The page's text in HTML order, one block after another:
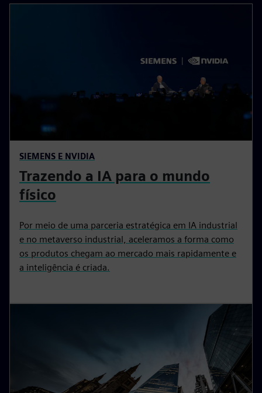
SIEMENS E NVIDIA
Trazendo a IA para o mundo
físico
Por meio de uma parceria estratégica em IA industrial
e no metaverso industrial, aceleramos a forma como
os produtos chegam ao mercado mais rapidamente e
a inteligência é criada.